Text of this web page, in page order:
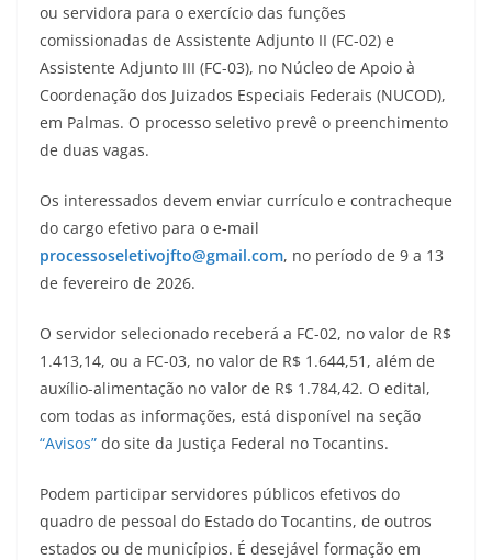
ou servidora para o exercício das funções
comissionadas de Assistente Adjunto II (FC-02) e
Assistente Adjunto III (FC-03), no Núcleo de Apoio à
Coordenação dos Juizados Especiais Federais (NUCOD),
em Palmas. O processo seletivo prevê o preenchimento
de duas vagas.
Os interessados devem enviar currículo e contracheque
do cargo efetivo para o e-mail
processoseletivojfto@gmail.com, no período de 9 a 13
de fevereiro de 2026.
O servidor selecionado receberá a FC-02, no valor de R$
1.413,14, ou a FC-03, no valor de R$ 1.644,51, além de
auxílio-alimentação no valor de R$ 1.784,42. O edital,
com todas as informações, está disponível na seção
“Avisos” do site da Justiça Federal no Tocantins.
Podem participar servidores públicos efetivos do
quadro de pessoal do Estado do Tocantins, de outros
estados ou de municípios. É desejável formação em